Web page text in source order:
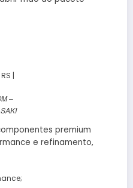
|
–
premium
e refinamento,